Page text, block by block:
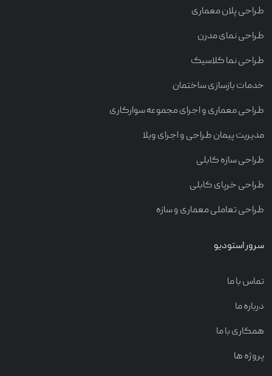
طراحی پلان معماری
طراحی نمای مدرن
طراحی نما کلاسیک
خدمات بازسازی ساختمان
طراحی معماری و اجرای مجموعه سوارکاری
مدیریت پیمان طراحی و اجرای ویلا
طراحی سازه کابلی
طراحی خرپای کابلی
طراحی تعاملی معماری و سازه
سرور استودیو
تماس با ما
درباره ما
همکاری با ما
پروژه ها